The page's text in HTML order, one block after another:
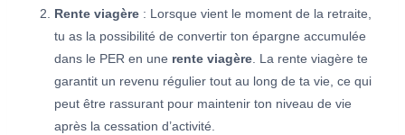
Rente viagère : Lorsque vient le moment de la retraite,
tu as la possibilité de convertir ton épargne accumulée
dans le PER en une rente viagère . La rente viagère te
garantit un revenu régulier tout au long de ta vie, ce qui
peut être rassurant pour maintenir ton niveau de vie
après la cessation d’activité.